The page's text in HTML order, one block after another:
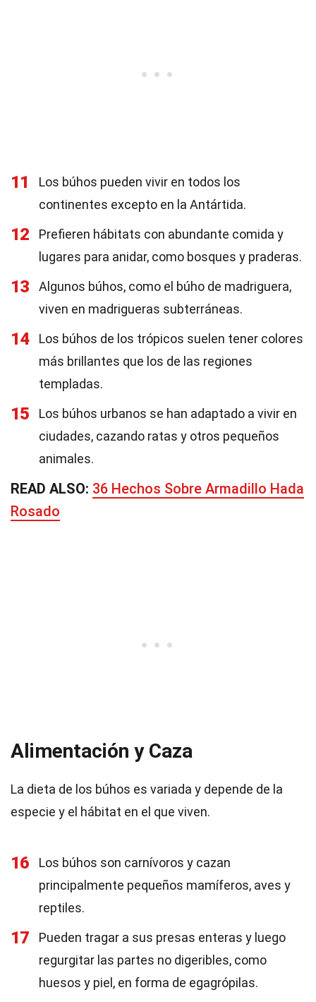
11
Los búhos pueden vivir en todos los
continentes excepto en la Antártida.
12
Prefieren hábitats con abundante comida y
lugares para anidar, como bosques y praderas.
13
Algunos búhos, como el búho de madriguera,
viven en madrigueras subterráneas.
14
Los búhos de los trópicos suelen tener colores
más brillantes que los de las regiones
templadas.
15
Los búhos urbanos se han adaptado a vivir en
ciudades, cazando ratas y otros pequeños
animales.
READ ALSO: 36 Hechos Sobre Armadillo Hada
Rosado
Alimentación y Caza
La dieta de los búhos es variada y depende de la
especie y el hábitat en el que viven.
16
Los búhos son carnívoros y cazan
principalmente pequeños mamíferos, aves y
reptiles.
17
Pueden tragar a sus presas enteras y luego
regurgitar las partes no digeribles, como
huesos y piel, en forma de egagrópilas.